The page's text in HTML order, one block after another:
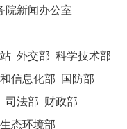
院新闻办公室
外交部 科学技术部
信息化部
国防部
司法部 财政部
生态环境部